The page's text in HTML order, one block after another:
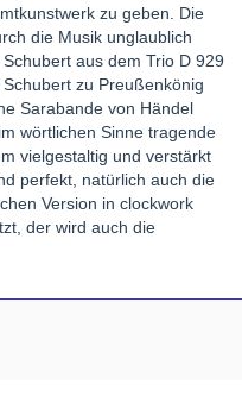
zu geben. Die
die Musik unglaublich
aus dem Trio D 929
zu Preußenkönig
Sarabande von Händel
wörtlichen Sinne tragende
vielgestaltig und verstärkt
perfekt, natürlich auch die
Version in clockwork
der wird auch die